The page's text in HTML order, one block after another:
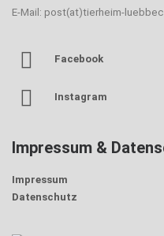
E-Mail: post(at)tierheim-
Facebook
Instagram
Impressum &
Impressum
Datenschutz